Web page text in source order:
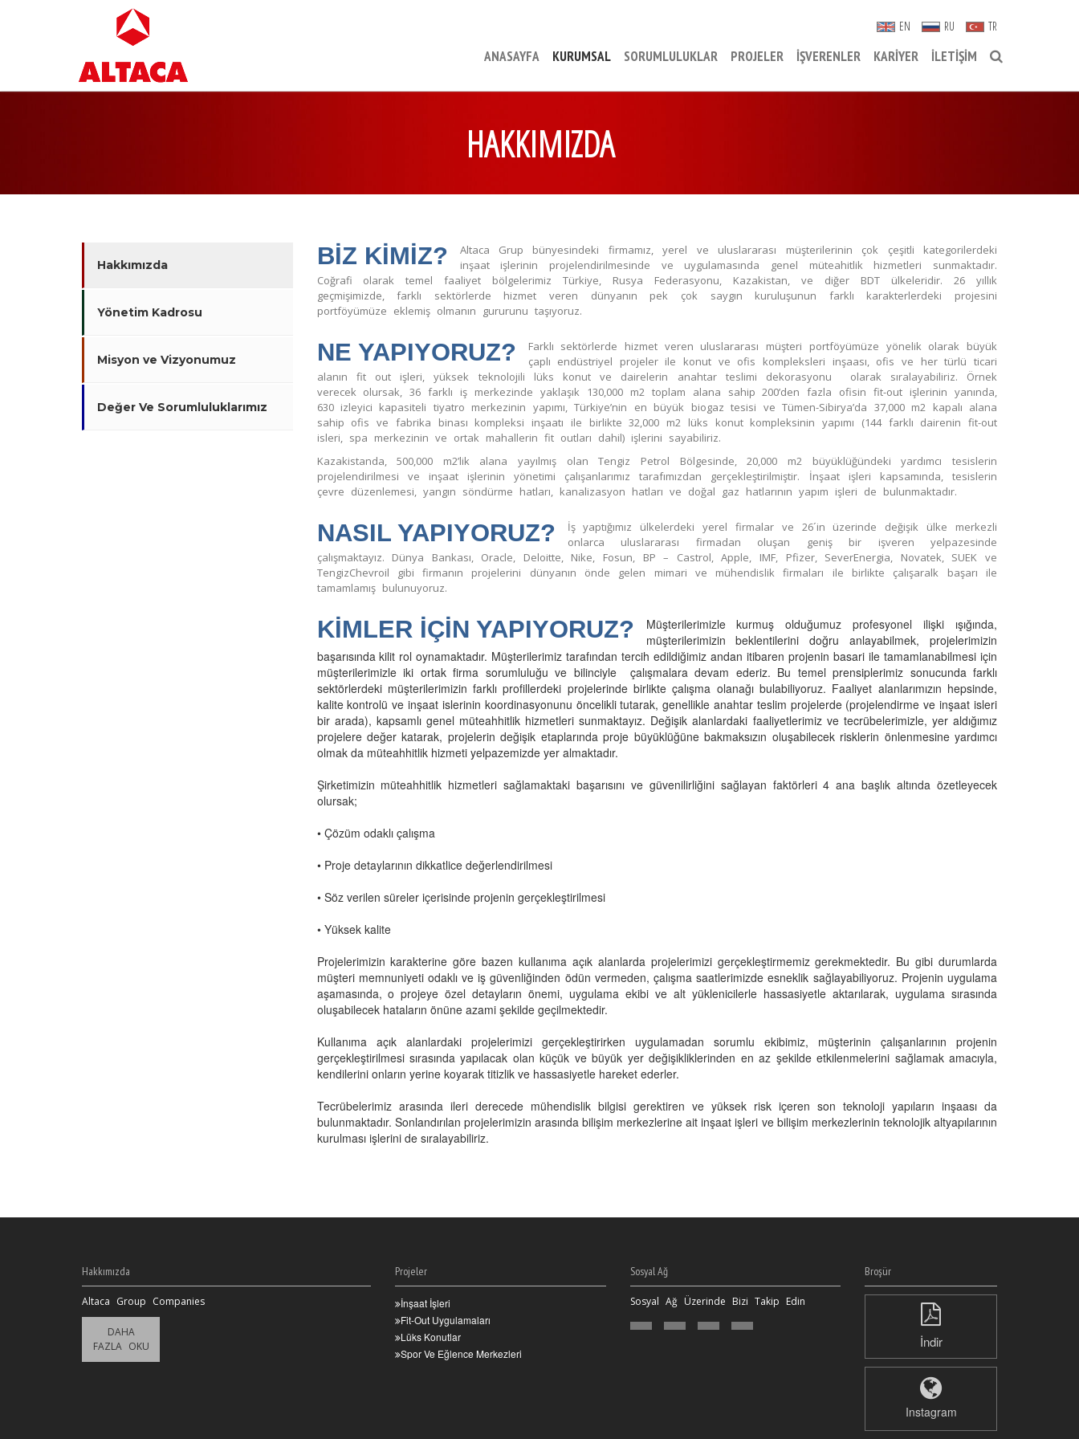
EN RU TR
ANASAYFA KURUMSAL SORUMLULUKLAR PROJELER İŞVERENLER KARIYER İLETIŞIM
HAKKIMIZDA
Hakkımızda
Yönetim Kadrosu
Misyon ve Vizyonumuz
Değer Ve Sorumluluklarımız
BİZ KİMİZ?
Altaca Grup bünyesindeki firmamız, yerel ve uluslararası müşterilerinin çok çeşitli kategorilerdeki
inşaat işlerinin projelendirilmesinde ve uygulamasında genel müteahitlik hizmetleri sunmaktadır.
Coğrafi olarak temel faaliyet bölgelerimiz Türkiye, Rusya Federasyonu, Kazakistan, ve diğer BDT ülkeleridir. 26 yıllık
geçmişimizde, farklı sektörlerde hizmet veren dünyanın pek çok saygın kuruluşunun farklı karakterlerdeki projesini
portföyümüze eklemiş olmanın gururunu taşıyoruz.
NE YAPIYORUZ?
Farklı sektörlerde hizmet veren uluslararası müşteri portföyümüze yönelik olarak büyük
çaplı endüstriyel projeler ile konut ve ofis kompleksleri inşaası, ofis ve her türlü ticari
alanın fit out işleri, yüksek teknolojili lüks konut ve dairelerin anahtar teslimi dekorasyonu olarak sıralayabiliriz. Örnek
verecek olursak, 36 farklı iş merkezinde yaklaşık 130,000 m2 toplam alana sahip 200’den fazla ofisin fit-out işlerinin yanında,
630 izleyici kapasiteli tiyatro merkezinin yapımı, Türkiye’nin en büyük biogaz tesisi ve Tümen-Sibirya’da 37,000 m2 kapalı alana
sahip ofis ve fabrika binası kompleksi inşaatı ile birlikte 32,000 m2 lüks konut kompleksinin yapımı (144 farklı dairenin fit-out
isleri, spa merkezinin ve ortak mahallerin fit outları dahil) işlerini sayabiliriz.
Kazakistanda, 500,000 m2’lik alana yayılmış olan Tengiz Petrol Bölgesinde, 20,000 m2 büyüklüğündeki yardımcı tesislerin
projelendirilmesi ve inşaat işlerinin yönetimi çalışanlarımız tarafımızdan gerçekleştirilmiştir. İnşaat işleri kapsamında, tesislerin
çevre düzenlemesi, yangın söndürme hatları, kanalizasyon hatları ve doğal gaz hatlarının yapım işleri de bulunmaktadır.
NASIL YAPIYORUZ?
İş yaptığımız ülkelerdeki yerel firmalar ve 26´in üzerinde değişik ülke merkezli
onlarca uluslararası firmadan oluşan geniş bir işveren yelpazesinde
çalışmaktayız. Dünya Bankası, Oracle, Deloitte, Nike, Fosun, BP – Castrol, Apple, IMF, Pfizer, SeverEnergia, Novatek, SUEK ve
TengizChevroil gibi firmanın projelerini dünyanın önde gelen mimari ve mühendislik firmaları ile birlikte çalışaralk başarı ile
tamamlamış bulunuyoruz.
KİMLER İÇİN YAPIYORUZ?
Müşterilerimizle kurmuş olduğumuz profesyonel ilişki ışığında,
müşterilerimizin beklentilerini doğru anlayabilmek, projelerimizin
başarısında kilit rol oynamaktadır. Müşterilerimiz tarafından tercih edildiğimiz andan itibaren projenin basari ile tamamlanabilmesi için
müşterilerimizle iki ortak firma sorumluluğu ve bilinciyle çalışmalara devam ederiz. Bu temel prensiplerimiz sonucunda farklı
sektörlerdeki müşterilerimizin farklı profillerdeki projelerinde birlikte çalışma olanağı bulabiliyoruz. Faaliyet alanlarımızın hepsinde,
kalite kontrolü ve inşaat islerinin koordinasyonunu öncelikli tutarak, genellikle anahtar teslim projelerde (projelendirme ve inşaat isleri
bir arada), kapsamlı genel müteahhitlik hizmetleri sunmaktayız. Değişik alanlardaki faaliyetlerimiz ve tecrübelerimizle, yer aldığımız
projelere değer katarak, projelerin değişik etaplarında proje büyüklüğüne bakmaksızın oluşabilecek risklerin önlenmesine yardımcı
olmak da müteahhitlik hizmeti yelpazemizde yer almaktadır.
Şirketimizin müteahhitlik hizmetleri sağlamaktaki başarısını ve güvenilirliğini sağlayan faktörleri 4 ana başlık altında özetleyecek
olursak;
• Çözüm odaklı çalışma
• Proje detaylarının dikkatlice değerlendirilmesi
• Söz verilen süreler içerisinde projenin gerçekleştirilmesi
• Yüksek kalite
Projelerimizin karakterine göre bazen kullanıma açık alanlarda projelerimizi gerçekleştirmemiz gerekmektedir. Bu gibi durumlarda
müşteri memnuniyeti odaklı ve iş güvenliğinden ödün vermeden, çalışma saatlerimizde esneklik sağlayabiliyoruz. Projenin uygulama
aşamasında, o projeye özel detayların önemi, uygulama ekibi ve alt yüklenicilerle hassasiyetle aktarılarak, uygulama sırasında
oluşabilecek hataların önüne azami şekilde geçilmektedir.
Kullanıma açık alanlardaki projelerimizi gerçekleştirirken uygulamadan sorumlu ekibimiz, müşterinin çalışanlarının projenin
gerçekleştirilmesi sırasında yapılacak olan küçük ve büyük yer değişikliklerinden en az şekilde etkilenmelerini sağlamak amacıyla,
kendilerini onların yerine koyarak titizlik ve hassasiyetle hareket ederler.
Tecrübelerimiz arasında ileri derecede mühendislik bilgisi gerektiren ve yüksek risk içeren son teknoloji yapıların inşaası da
bulunmaktadır. Sonlandırılan projelerimizin arasında bilişim merkezlerine ait inşaat işleri ve bilişim merkezlerinin teknolojik altyapılarının
kurulması işlerini de sıralayabiliriz.
Hakkımızda
Altaca Group Companies
DAHA
FAZLA OKU
Projeler
İnşaat İşleri
Fit-Out Uygulamaları
Lüks Konutlar
Spor Ve Eğlence Merkezleri
Sosyal Ağ
Sosyal Ağ Üzerinde Bizi Takip Edin
Broşür
İndir
Instagram